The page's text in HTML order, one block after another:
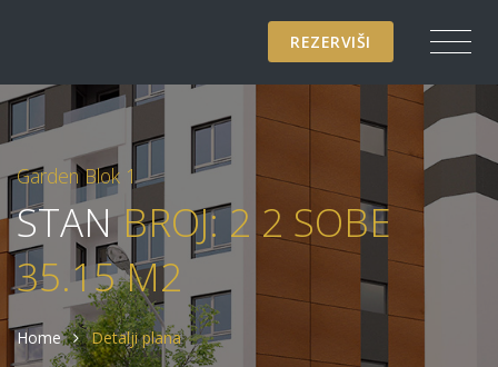
REZERVIŠI
Garden Blok 1
STANBROJ: 2 2 SOBE
35.15 M2
Home Detalji plana